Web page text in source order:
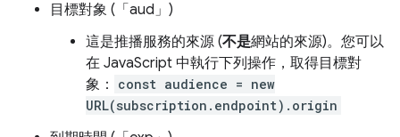
目標對象 (「aud」)
這是推播服務的來源 (不是網站的來源)。您可以
在 JavaScript 中執行下列操作，取得目標對
象：
const audience = new
URL(subscription.endpoint).origin